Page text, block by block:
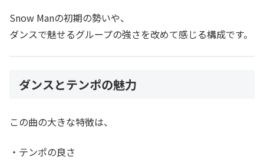
Snow Manの初期の勢いや、
ダンスで魅せるグループの強さを改めて感じる構成です。
ダンスとテンポの魅力
この曲の大きな特徴は、
・テンポの良さ